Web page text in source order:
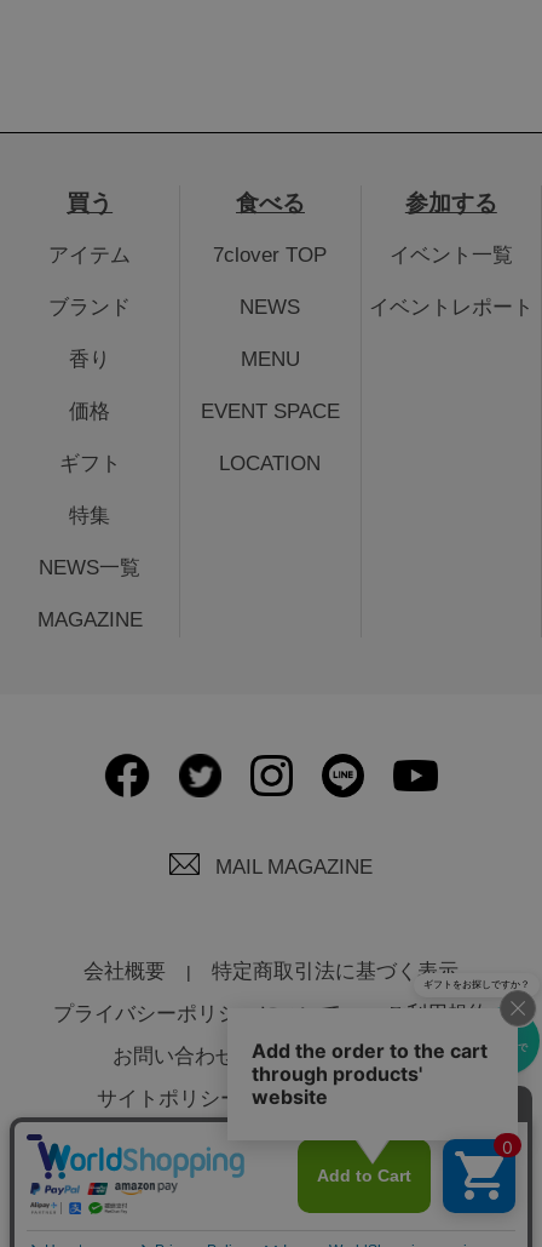
買う
アイテム
ブランド
香り
価格
ギフト
特集
NEWS一覧
MAGAZINE
食べる
7clover TOP
NEWS
MENU
EVENT SPACE
LOCATION
参加する
イベント一覧
イベントレポート
MAIL MAGAZINE
会社概要
特定商取引法に基づく表示
プライバシーポリシーについて
ご利用規約
お問い合わせ
よくあるご質問
サイトポリシーについて
© Global Product Planning Co., Ltd
eギフトで
ギフトをお探しですか？